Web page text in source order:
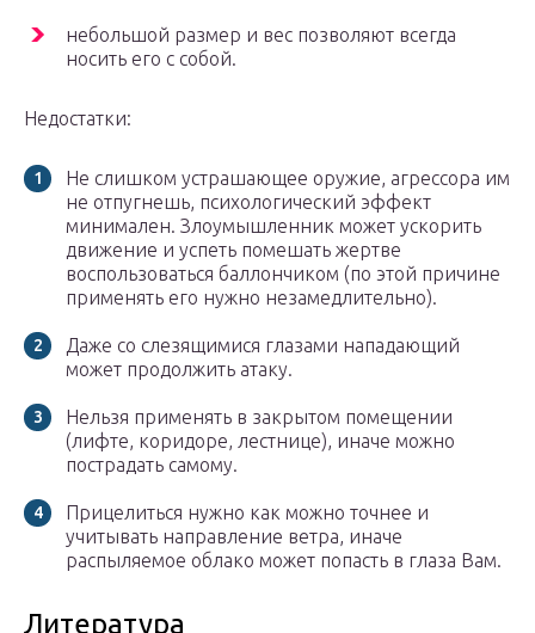
небольшой размер и вес позволяют всегда
носить его с собой.
Недостатки:
Не слишком устрашающее оружие, агрессора им
не отпугнешь, психологический эффект
минимален. Злоумышленник может ускорить
движение и успеть помешать жертве
воспользоваться баллончиком (по этой причине
применять его нужно незамедлительно).
Даже со слезящимися глазами нападающий
может продолжить атаку.
Нельзя применять в закрытом помещении
(лифте, коридоре, лестнице), иначе можно
пострадать самому.
Прицелиться нужно как можно точнее и
учитывать направление ветра, иначе
распыляемое облако может попасть в глаза Вам.
Литература